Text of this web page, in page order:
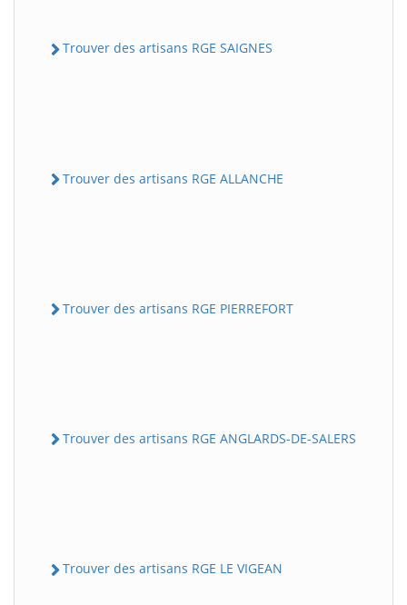
Trouver des artisans RGE SAIGNES
Trouver des artisans RGE ALLANCHE
Trouver des artisans RGE PIERREFORT
Trouver des artisans RGE ANGLARDS-DE-SALERS
Trouver des artisans RGE LE VIGEAN